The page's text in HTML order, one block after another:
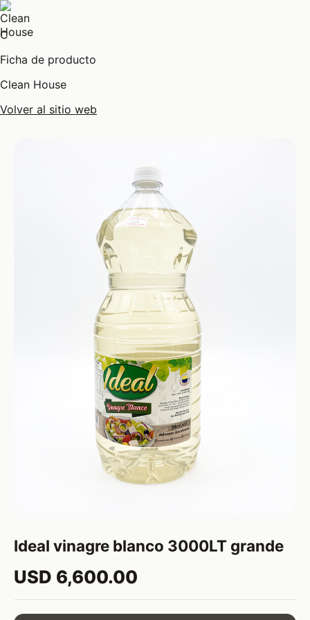
C
Ficha de producto
Clean House
Volver al sitio web
Ideal vinagre blanco 3000LT grande
USD 6,600.00